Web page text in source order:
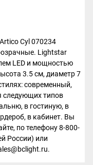
Cyl 070234
Lightstar
LED и мощностью
3.5 см, диаметр 7
современный,
следующих типов
в гостиную, в
в кабинет. Вы
по телефону 8-800-
России) или